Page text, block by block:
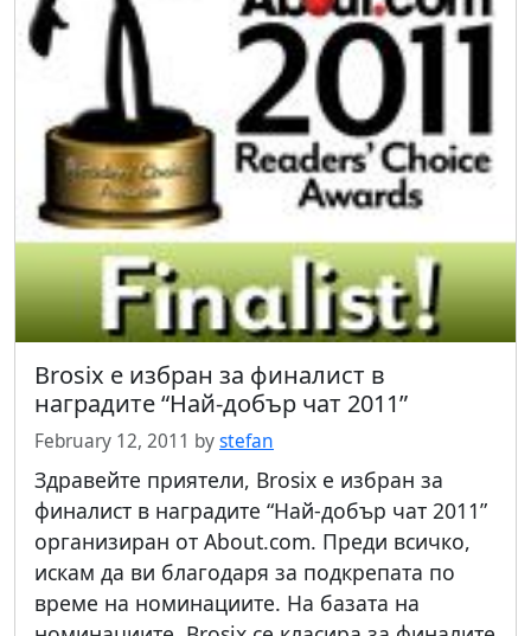
Brosix е избран за финалист в
наградите “Най-добър чат 2011”
February 12, 2011 bystefan
Здравейте приятели, Brosix е избран за
финалист в наградите “Най-добър чат 2011”
организиран от About.com. Преди всичко,
искам да ви благодаря за подкрепата по
време на номинациите. На базата на